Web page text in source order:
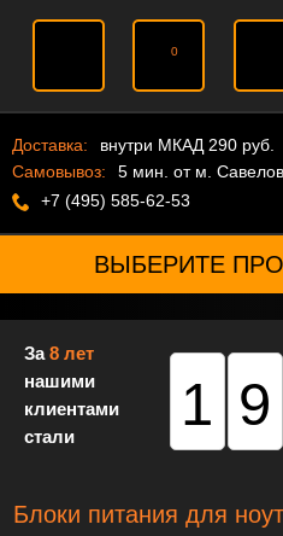
0
Доставка:
внутри МКАД 290 руб.
Самовывоз:
5 мин. от м.
+7 (495) 585-62-53
ВЫБЕРИТЕ
За8 лет
нашими
клиентами
стали
Блоки питания для